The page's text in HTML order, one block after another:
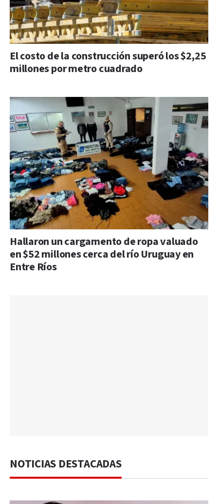
El costo de la construcción superó los $2,25
millones por metro cuadrado
Hallaron un cargamento de ropa valuado
en $52 millones cerca del río Uruguay en
Entre Ríos
NOTICIAS DESTACADAS